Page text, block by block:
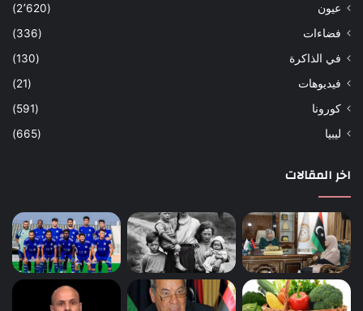
عيون
(2٬620)
فضاءات
(336)
في الذاكرة
(130)
فيديوهات
(21)
كورونا
(591)
ليبيا
(665)
اخر المقالات